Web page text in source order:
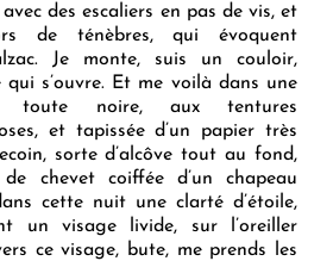
des escaliers en pas de vis, et
de ténèbres, qui évoquent
Je monte, suis un couloir,
s’ouvre. Et me voilà dans une
toute noire, aux tentures
et tapissée d’un papier très
sorte d’alcôve tout au fond,
chevet coiffée d’un chapeau
cette nuit une clarté d’étoile,
un visage livide, sur l’oreiller
ce visage, bute, me prends les